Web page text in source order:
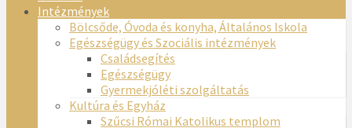
Intézmények
Bölcsőde, Óvoda és konyha, Általános Iskola
Egészségügy és Szociális intézmények
Családsegítés
Egészségügy
Gyermekjóléti szolgáltatás
Kultúra és Egyház
Szűcsi Római Katolikus templom